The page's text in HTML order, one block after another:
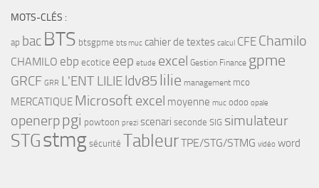
MOTS-CLÉS :
ap bac BTS btsgpme bts muc cahier de textes calcul CFE Chamilo
CHAMILO ebp ecotice eep etude excel Gestion Finance gpme
GRCF GRR L'ENT LILIEldv85 lilie management mco
MERCATIQUE Microsoft excel moyenne muc odoo opale
openerppgi powtoon prezi scenari seconde SIG simulateur
STGstmg sécurité TableurTPE/STG/STMG vidéo word